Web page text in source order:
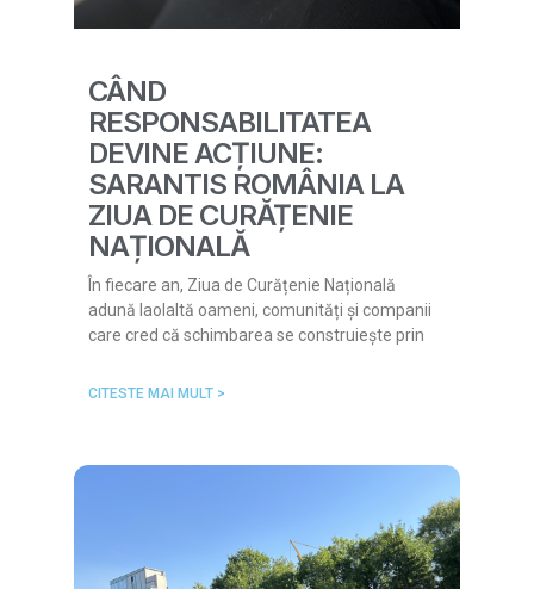
CÂND
RESPONSABILITATEA
DEVINE ACȚIUNE:
SARANTIS ROMÂNIA LA
ZIUA DE CURĂȚENIE
NAȚIONALĂ
În fiecare an, Ziua de Curățenie Națională
adună laolaltă oameni, comunități și companii
care cred că schimbarea se construiește prin
CITESTE MAI MULT >